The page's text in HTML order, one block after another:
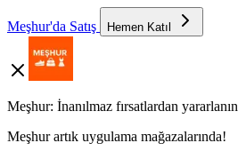
Meşhur'da Satış Hemen Katıl
Meşhur: İnanılmaz fırsatlardan yararlanın
Meşhur artık uygulama mağazalarında!